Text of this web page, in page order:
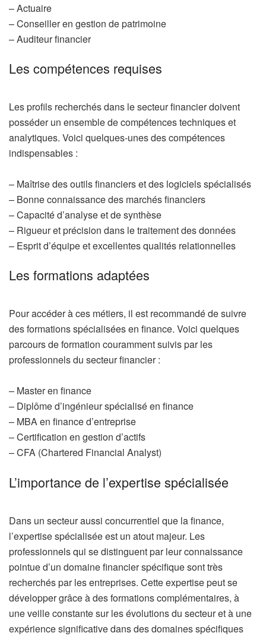
– Actuaire
– Conseiller en gestion de patrimoine
– Auditeur financier
Les compétences requises
Les profils recherchés dans le secteur financier doivent
posséder un ensemble de compétences techniques et
analytiques. Voici quelques-unes des compétences
indispensables :
– Maîtrise des outils financiers et des logiciels spécialisés
– Bonne connaissance des marchés financiers
– Capacité d’analyse et de synthèse
– Rigueur et précision dans le traitement des données
– Esprit d’équipe et excellentes qualités relationnelles
Les formations adaptées
Pour accéder à ces métiers, il est recommandé de suivre
des formations spécialisées en finance. Voici quelques
parcours de formation couramment suivis par les
professionnels du secteur financier :
– Master en finance
– Diplôme d’ingénieur spécialisé en finance
– MBA en finance d’entreprise
– Certification en gestion d’actifs
– CFA (Chartered Financial Analyst)
L’importance de l’expertise spécialisée
Dans un secteur aussi concurrentiel que la finance,
l’expertise spécialisée est un atout majeur. Les
professionnels qui se distinguent par leur connaissance
pointue d’un domaine financier spécifique sont très
recherchés par les entreprises. Cette expertise peut se
développer grâce à des formations complémentaires, à
une veille constante sur les évolutions du secteur et à une
expérience significative dans des domaines spécifiques